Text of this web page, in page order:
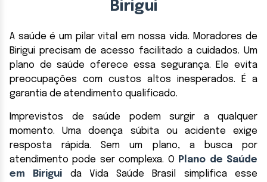
Birigui
A saúde é um pilar vital em nossa vida. Moradores de
Birigui precisam de acesso facilitado a cuidados. Um
plano de saúde oferece essa segurança. Ele evita
preocupações com custos altos inesperados. É a
garantia de atendimento qualificado.
Imprevistos de saúde podem surgir a qualquer
momento. Uma doença súbita ou acidente exige
resposta rápida. Sem um plano, a busca por
atendimento pode ser complexa. O Plano de Saúde
em Birigui da Vida Saúde Brasil simplifica esse